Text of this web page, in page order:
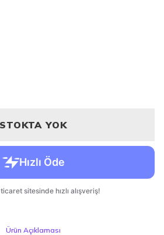
STOKTA YOK
Ürün Açıklaması